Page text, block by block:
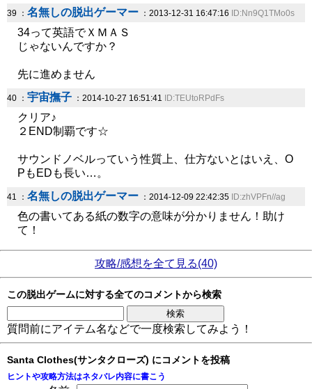
39 ： 名無しの脱出ゲーマー ：2013-12-31 16:47:16 ID:Nn9Q1TMo0s
34って英語でＸＭＡＳ
じゃないんですか？
先に進めません
40 ： 宇宙撫子 ：2014-10-27 16:51:41 ID:TEUtoRPdFs
クリア♪
２END制覇です☆
サウンドノベルっていう性質上、仕方ないとはいえ、O
PもEDも長い…。
41 ： 名無しの脱出ゲーマー ：2014-12-09 22:42:35 ID:zhVPFn//ag
色の書いてある紙の数字の意味が分かりません！助け
て！
攻略/感想を全て見る(40)
この脱出ゲームに対する全てのコメントから検索
質問前にアイテム名などで一度検索してみよう！
Santa Clothes(サンタクローズ) にコメントを投稿
ヒントや攻略方法はネタバレ内容に書こう